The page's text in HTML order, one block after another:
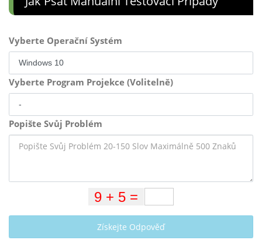
Vyberte Operační Systém
Vyberte Program Projekce (Volitelně)
Popište Svůj Problém
Získejte Odpověď